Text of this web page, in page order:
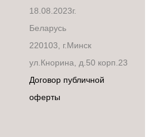
18.08.2023г.
Беларусь
220103, г.Минск
ул.Кнорина, д.50 корп.23
Договор публичной
оферты